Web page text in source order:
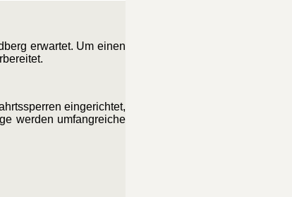
erwartet. Um einen
eingerichtet,
werden umfangreiche